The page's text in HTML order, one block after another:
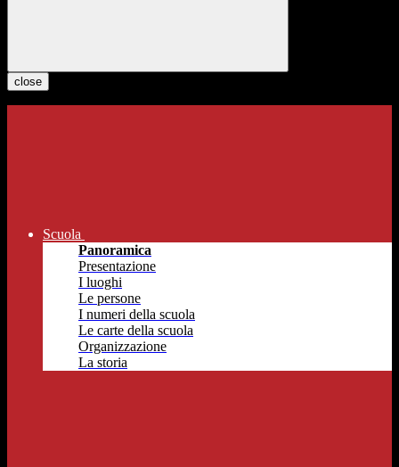
close
Scuola
Panoramica
Presentazione
I luoghi
Le persone
I numeri della scuola
Le carte della scuola
Organizzazione
La storia